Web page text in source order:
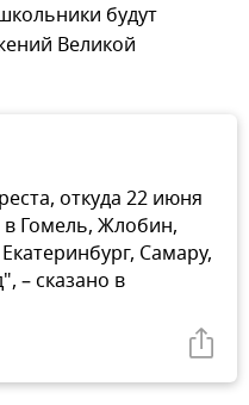
будут
Великой
откуда 22 июня
в Гомель, Жлобин,
Самару,
– сказано в